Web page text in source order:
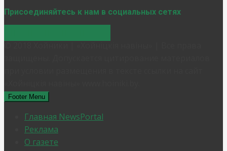
Присоединяйтесь к нам в социальных сетях
Footer Menu
Главная NewsPortal
Реклама
О газете